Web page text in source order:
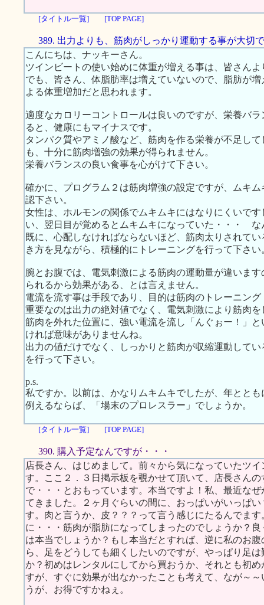
[タイトル一覧] [TOP PAGE]
389. 出力よりも、筋肉がしっかり運動する事が大切
こんにちは、ナッキーさん。
ツインビートの使い始めに体重が増える事は、皆さん
でも、皆さん、体脂肪率は増えていないので、脂肪が
よる体重増加だと思われます。
適度なカロリーコントロールは良いのですが、栄養バ
ると、健康にもマイナスです。
タンパク質やアミノ酸など、筋肉を作る栄養が不足し
も、十分に筋肉増強の効果が得られません。
栄養バランスの良い食事を心がけて下さい。
確かに、プログラム２は筋肉増強の設定ですが、ムキ
認下さい。
女性は、ホルモンの関係でムキムキにはなりにくいで
い、翌日目が覚めるとムキムキになっていた・・・ な
既に、心配しなければならないほど、筋肉太りされて
き方を見ながら、積極的にトレーニングを行って下さい
腕とお腹では、電気刺激による筋肉の運動量が違いま
られるから効果がある、とは言えません。
電流を流す事は手段であり、目的は筋肉のトレーニン
重要なのは出力の絶対値でなく、電気刺激により筋肉
筋肉を外れた位置に、強い電流を流し「んぐぉー！」
ければ意味がありませんね。
出力の値だけでなく、しっかりと筋肉が収縮運動して
を行って下さい。
p.s.
私ですか。以前は、かなりムキムキでしたが、年ととも
例えるならば、「場末のプロレスラー」でしょうか。
[タイトル一覧] [TOP PAGE]
390. 購入予定なんですが・・・
店長さん、はじめまして。前々から気になっていたツ
す。ここ２．３日掲示板を覗かせて頂いて、店長さん
で・・・とおもっています。本当ですよ！私、最近な
てきました。２ヶ月ぐらいの間に、おっぱいがいっぱ
す。肉と言うか、皮？？？って言う感じにたるんでま
に・・・筋肉が脂肪になってしまったのでしょうか？
は本当でしょうか？もし本当だとすれば、逆に私のお
ら、足をどうしても細くしたいのですが、やっぱり足
か？初めはレンタルにしてから買おうか、それとも初
すが、すぐに効果が出なかったことも考えて、なが～
うが、お得ですかねぇ。